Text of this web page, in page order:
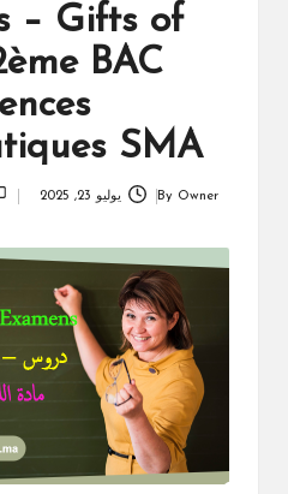
– Gifts of
BAC
SMA
By Owner يوليو 23, 2025